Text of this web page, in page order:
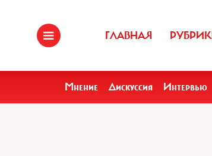
ГЛАВНАЯ
Мнение Дискуссия Интервью